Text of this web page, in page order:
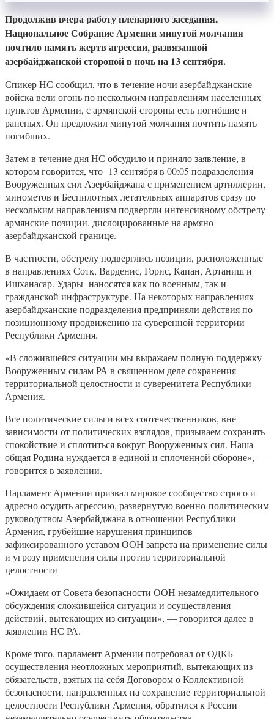
Продолжив вчера работу пленарного заседания,
Национальное Собрание Армении минутой молчания
почтило память жертв агрессии, развязанной
азербайджанской стороной в ночь на 13 сентября.
Спикер НС сообщил, что в течение ночи азербайджанские
войска вели огонь по нескольким направлениям населенных
пунктов Армении, с армянской стороны есть погибшие и
раненых. Он предложил минутой молчания почтить память
погибших.
Затем в течение дня НС обсудило и приняло заявление, в
котором говорится, что 13 сентября в 00:05 подразделения
Вооруженных сил Азербайджана с применением артиллерии,
минометов и Беспилотных летательных аппаратов сразу по
нескольким направлениям подвергли интенсивному обстрелу
армянские позиции, дислоцированные на армяно-
азербайджанской границе.
В частности, обстрелу подверглись позиции, расположенные
в направлениях Сотк, Варденис, Горис, Капан, Артаниш и
Ишханасар. Удары наносятся как по военным, так и
гражданской инфраструктуре. На некоторых направлениях
азербайджанские подразделения предприняли действия по
позиционному продвижению на суверенной территории
Республики Армения.
«В сложившейся ситуации мы выражаем полную поддержку
Вооруженным силам РА в священном деле сохранения
территориальной целостности и суверенитета Республики
Армения.
Все политические силы и всех соотечественников, вне
зависимости от политических взглядов, призываем сохранять
спокойствие и сплотиться вокруг Вооруженных сил. Наша
общая Родина нуждается в единой и сплоченной обороне», —
говорится в заявлении.
Парламент Армении призвал мировое сообщество строго и
адресно осудить агрессию, развернутую военно-политическим
руководством Азербайджана в отношении Республики
Армения, грубейшие нарушения принципов
зафиксированного уставом ООН запрета на применение силы
и угрозу применения силы против территориальной
целостности
«Ожидаем от Совета безопасности ООН незамедлительного
обсуждения сложившейся ситуации и осуществления
действий, вытекающих из ситуации», — говорится далее в
заявлении НС РА.
Кроме того, парламент Армении потребовал от ОДКБ
осуществления неотложных мероприятий, вытекающих из
обязательств, взятых на себя Договором о Коллективной
безопасности, направленных на сохранение территориальной
целостности Республики Армения, обратился к России